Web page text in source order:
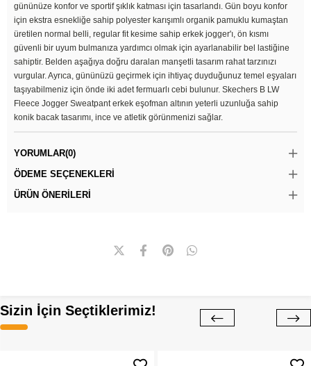
gününüze konfor ve sportif şıklık katması için tasarlandı. Gün boyu konfor
için ekstra esnekliğe sahip polyester karışımlı organik pamuklu kumaştan
üretilen normal belli, regular fit kesime sahip erkek jogger'ı, ön kısmı
güvenli bir uyum bulmanıza yardımcı olmak için ayarlanabilir bel lastiğine
sahiptir. Belden aşağıya doğru daralan manşetli tasarım rahat tarzınızı
vurgular. Ayrıca, gününüzü geçirmek için ihtiyaç duyduğunuz temel eşyaları
taşıyabilmeniz için önde iki adet fermuarlı cebi bulunur. Skechers B LW
Fleece Jogger Sweatpant erkek eşofman altının yeterli uzunluğa sahip
konik bacak tasarımı, ince ve atletik görünmenizi sağlar.
YORUMLAR(0)
ÖDEME SEÇENEKLERI
ÜRÜN ÖNERILERI
Sizin İçin Seçtiklerimiz!